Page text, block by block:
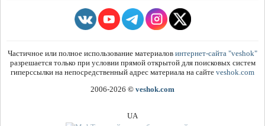
Частичное или полное использование материалов интернет-сайта "veshok"
разрешается только при условии прямой открытой для поисковых систем
гиперссылки на непосредственный адрес материала на сайте veshok.com
2006-2026 © veshok.com
UA